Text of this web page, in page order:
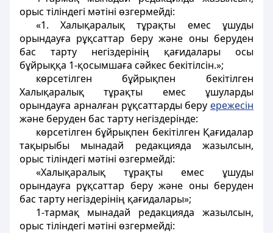
орыс тіліндегі мәтіні өзгермейді:
«1. Халықаралық тұрақты емес ұшуды
орындауға рұқсаттар беру және оны беруден
бас тарту негіздерінің қағидалары осы
бұйрыққа 1-қосымшаға сәйкес бекітілсін.»;
көрсетілген бұйрықпен бекітілген
Халықаралық тұрақты емес ұшуларды
орындауға арналған рұқсаттарды беру ережесін
және беруден бас тарту негіздерінде:
көрсетілген бұйрықпен бекітілген Қағидалар
тақырыбы мынадай редакцияда жазылсын,
орыс тіліндегі мәтіні өзгермейді:
«Халықаралық тұрақты емес ұшуды
орындауға рұқсаттар беру және оны беруден
бас тарту негіздерінің қағидалары»;
1-тармақ мынадай редакцияда жазылсын,
орыс тіліндегі мәтіні өзгермейді: